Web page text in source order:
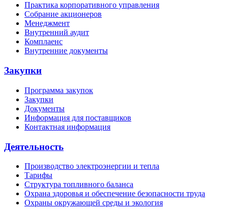
Практика корпоративного управления
Собрание акционеров
Менеджмент
Внутренний аудит
Комплаенс
Внутренние документы
Закупки
Программа закупок
Закупки
Документы
Информация для поставщиков
Контактная информация
Деятельность
Производство электроэнергии и тепла
Тарифы
Структура топливного баланса
Охрана здоровья и обеспечение безопасности труда
Охраны окружающей среды и экология